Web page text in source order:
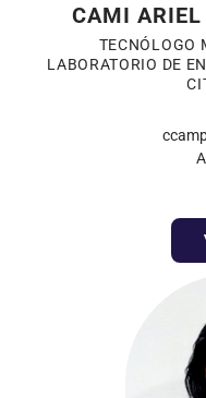
CAMI
TECNÓLOGO
LABORATORIO DE